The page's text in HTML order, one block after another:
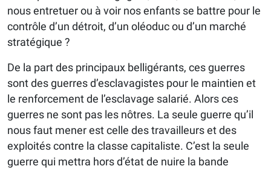
nous entretuer ou à voir nos enfants se battre pour le
contrôle d’un détroit, d’un oléoduc ou d’un marché
stratégique ?
De la part des principaux belligérants, ces guerres
sont des guerres d’esclavagistes pour le maintien et
le renforcement de l’esclavage salarié. Alors ces
guerres ne sont pas les nôtres. La seule guerre qu’il
nous faut mener est celle des travailleurs et des
exploités contre la classe capitaliste. C’est la seule
guerre qui mettra hors d’état de nuire la bande